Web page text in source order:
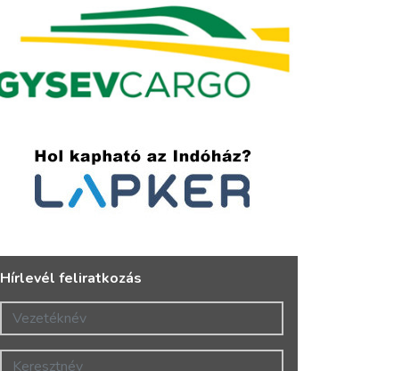
Hírlevél feliratkozás
Vezetéknév
Keresztnév